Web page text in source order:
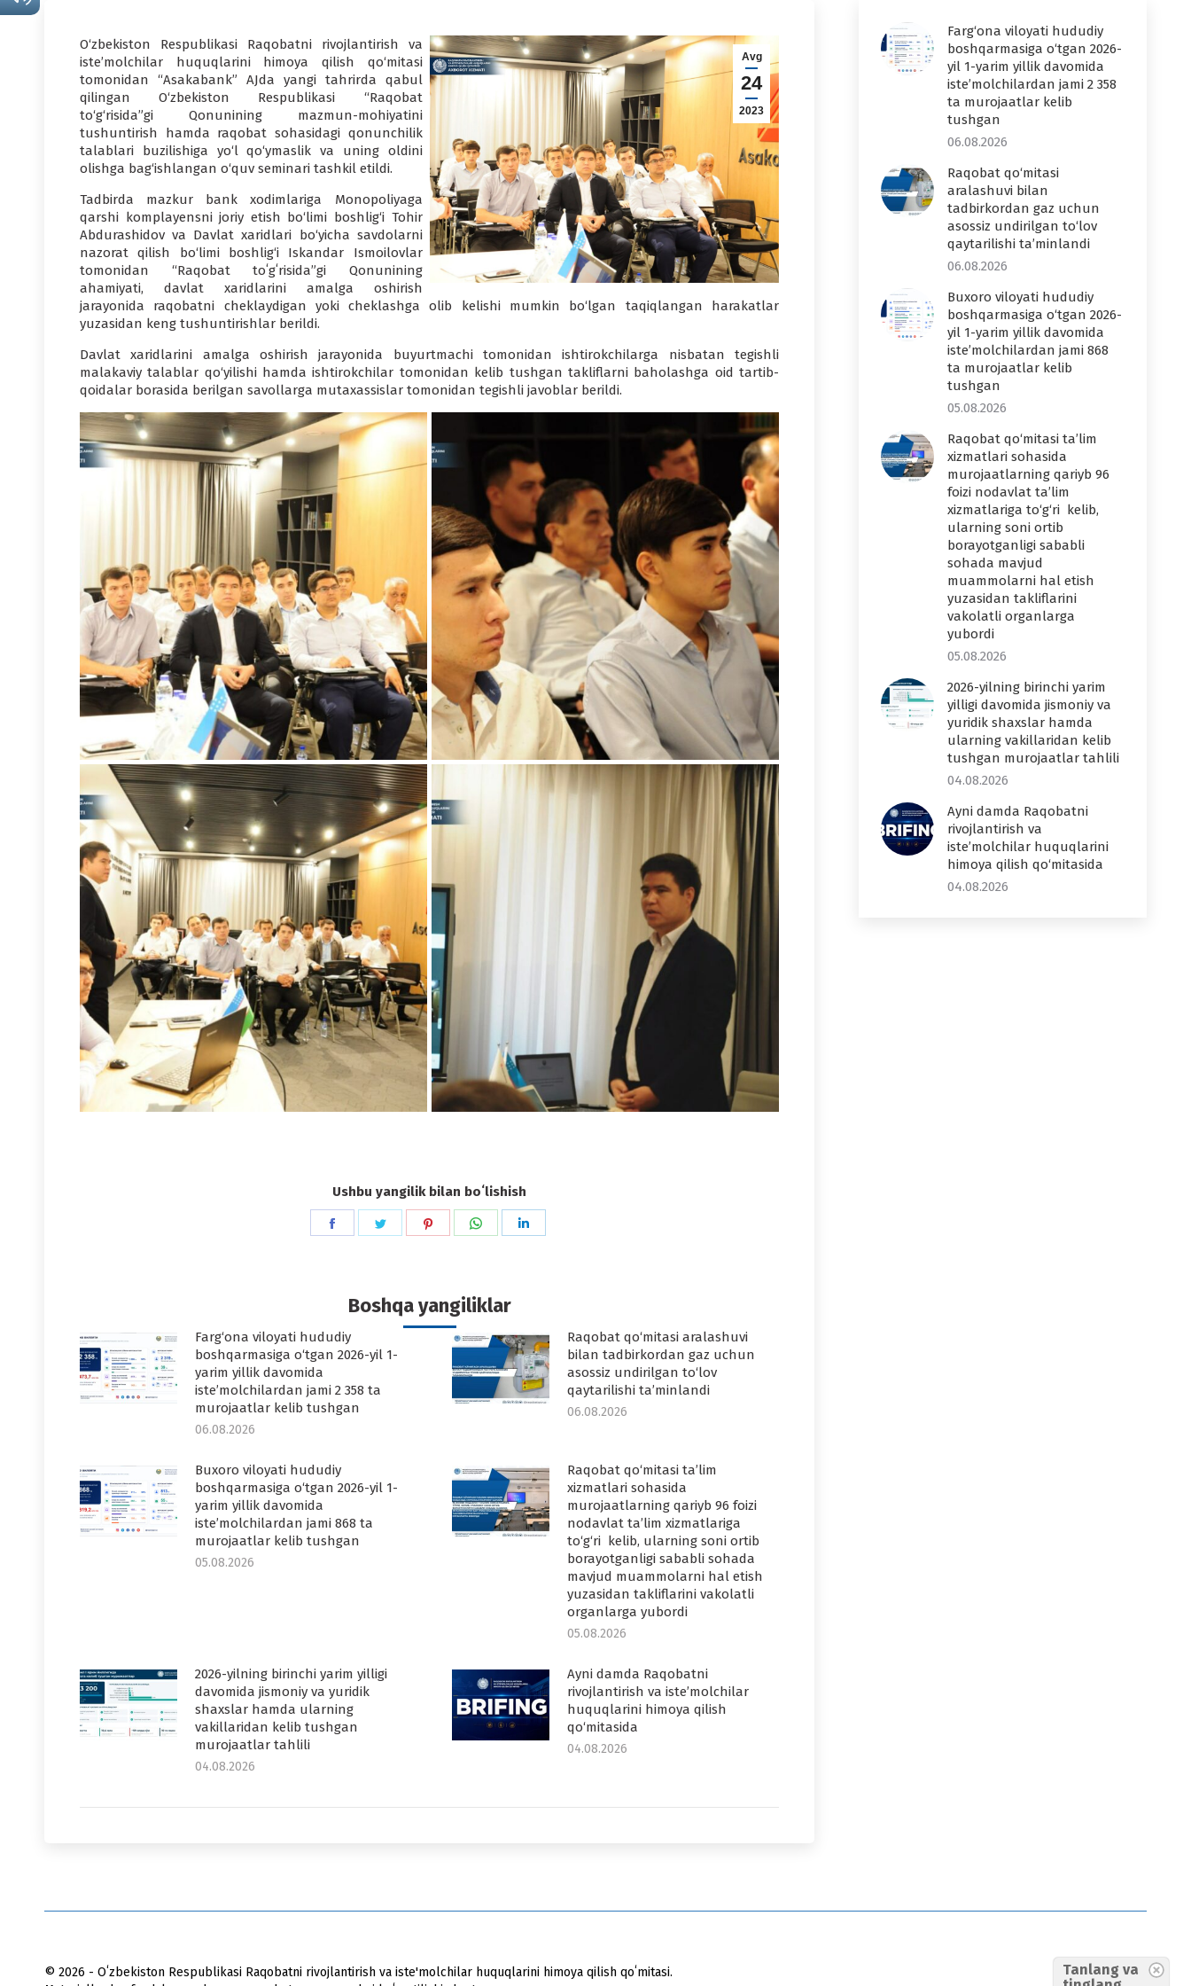
Avg
24
2023
O‘zbekiston Respublikasi Raqobatni rivojlantirish va
iste’molchilar huquqlarini himoya qilish qo‘mitasi
tomonidan “Asakabank” AJda yangi tahrirda qabul
qilingan O‘zbekiston Respublikasi “Raqobat
to‘g‘risida”gi Qonunining mazmun-mohiyatini
tushuntirish hamda raqobat sohasidagi qonunchilik
talablari buzilishiga yo‘l qo‘ymaslik va uning oldini
olishga bag‘ishlangan o‘quv seminari tashkil etildi.
Tadbirda mazkur bank xodimlariga Monopoliyaga
qarshi komplayensni joriy etish bo‘limi boshlig‘i Tohir
Abdurashidov va Davlat xaridlari bo‘yicha savdolarni
nazorat qilish bo‘limi boshlig‘i Iskandar Ismoilovlar
tomonidan “Raqobat toʻgʻrisida”gi Qonunining
ahamiyati, davlat xaridlarini amalga oshirish
jarayonida raqobatni cheklaydigan yoki cheklashga olib kelishi mumkin bo‘lgan taqiqlangan harakatlar
yuzasidan keng tushuntirishlar berildi.
Davlat xaridlarini amalga oshirish jarayonida buyurtmachi tomonidan ishtirokchilarga nisbatan tegishli
malakaviy talablar qo‘yilishi hamda ishtirokchilar tomonidan kelib tushgan takliflarni baholashga oid tartib-
qoidalar borasida berilgan savollarga mutaxassislar tomonidan tegishli javoblar berildi.
Ushbu yangilik bilan boʻlishish
Share
Share
Share
Share
Boshqa yangiliklar
Farg‘ona viloyati hududiy
boshqarmasiga o‘tgan 2026-yil 1-
yarim yillik davomida
iste’molchilardan jami 2 358 ta
murojaatlar kelib tushgan
06.08.2026
Raqobat qo‘mitasi aralashuvi
bilan tadbirkordan gaz uchun
asossiz undirilgan to‘lov
qaytarilishi ta’minlandi
06.08.2026
Buxoro viloyati hududiy
boshqarmasiga o‘tgan 2026-yil 1-
yarim yillik davomida
iste’molchilardan jami 868 ta
murojaatlar kelib tushgan
05.08.2026
Raqobat qo‘mitasi ta’lim
xizmatlari sohasida
murojaatlarning qariyb 96 foizi
nodavlat ta’lim xizmatlariga
to‘g‘ri kelib, ularning soni ortib
borayotganligi sababli sohada
mavjud muammolarni hal etish
yuzasidan takliflarini vakolatli
organlarga yubordi
05.08.2026
2026-yilning birinchi yarim yilligi
davomida jismoniy va yuridik
shaxslar hamda ularning
vakillaridan kelib tushgan
murojaatlar tahlili
04.08.2026
Ayni damda Raqobatni
rivojlantirish va iste’molchilar
huquqlarini himoya qilish
qo‘mitasida
04.08.2026
Farg‘ona viloyati hududiy
boshqarmasiga o‘tgan 2026-
yil 1-yarim yillik davomida
iste’molchilardan jami 2 358
ta murojaatlar kelib
tushgan
06.08.2026
Raqobat qo‘mitasi
aralashuvi bilan
tadbirkordan gaz uchun
asossiz undirilgan to‘lov
qaytarilishi ta’minlandi
06.08.2026
Buxoro viloyati hududiy
boshqarmasiga o‘tgan 2026-
yil 1-yarim yillik davomida
iste’molchilardan jami 868
ta murojaatlar kelib
tushgan
05.08.2026
Raqobat qo‘mitasi ta’lim
xizmatlari sohasida
murojaatlarning qariyb 96
foizi nodavlat ta’lim
xizmatlariga to‘g‘ri kelib,
ularning soni ortib
borayotganligi sababli
sohada mavjud
muammolarni hal etish
yuzasidan takliflarini
vakolatli organlarga
yubordi
05.08.2026
2026-yilning birinchi yarim
yilligi davomida jismoniy va
yuridik shaxslar hamda
ularning vakillaridan kelib
tushgan murojaatlar tahlili
04.08.2026
Ayni damda Raqobatni
rivojlantirish va
iste’molchilar huquqlarini
himoya qilish qo‘mitasida
04.08.2026
© 2026 - Oʻzbekiston Respublikasi Raqobatni rivojlantirish va iste'molchilar huquqlarini himoya qilish qoʻmitasi.
Tanlang va